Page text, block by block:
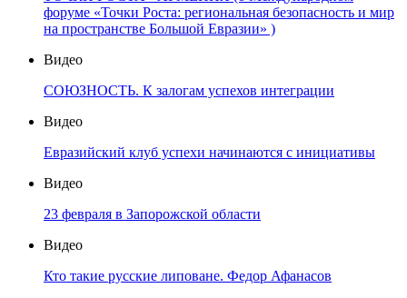
форуме «Точки Роста: региональная безопасность и мир
на пространстве Большой Евразии» )
Видео
СОЮЗНОСТЬ. К залогам успехов интеграции
Видео
Евразийский клуб успехи начинаются с инициативы
Видео
23 февраля в Запорожской области
Видео
Кто такие русские липоване. Федор Афанасов